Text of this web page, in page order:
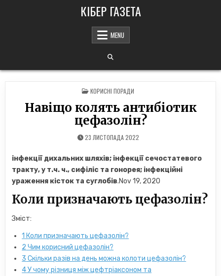
КІБЕР ГАЗЕТА
MENU
POSTED
IN
КОРИСНІ ПОРАДИ
Навіщо колять антибіотик
цефазолін?
23 ЛИСТОПАДА 2022
інфекції дихальних шляхів; інфекції сечостатевого
тракту, у т.ч. ч., сифіліс та гонорея; інфекційні
ураження кісток та суглобів.Nov 19, 2020
Коли призначають цефазолін?
Зміст:
1 Коли призначають цефазолін?
2 Чим корисний цефазолін?
3 Скільки разів на день можна колоти цефазолін?
4У чому різниця між цефтріаксоном та